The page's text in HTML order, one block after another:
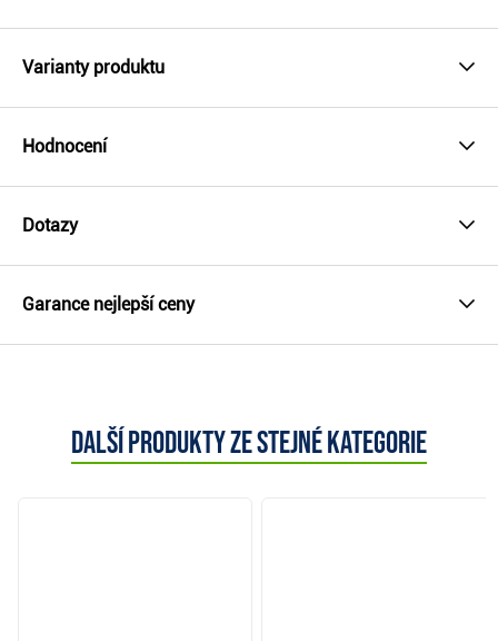
Varianty produktu
Hodnocení
Dotazy
Garance nejlepší ceny
Další produkty ze stejné kategorie